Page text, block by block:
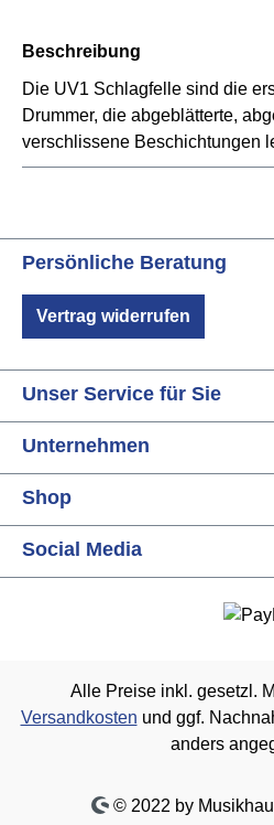
Beschreibung
Die UV1 Schlagfelle sind die
Drummer, die abgeblätterte,
verschlissene Beschichtungen
Persönliche Beratung
Vertrag widerrufen
Unser Service für Sie
Unternehmen
Shop
Social Media
Alle Preise inkl. gesetzl.
Versandkosten und ggf.
anders
© 2022 by